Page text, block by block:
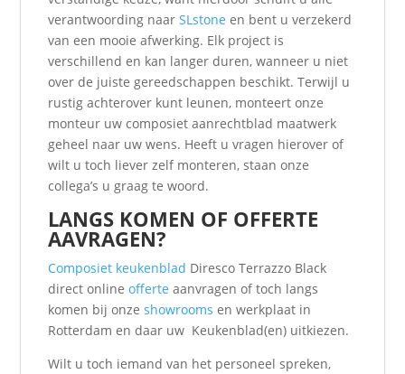
verantwoording naarSLstone en bent u verzekerd
van een mooie afwerking. Elk project is
verschillend en kan langer duren, wanneer u niet
over de juiste gereedschappen beschikt. Terwijl u
rustig achterover kunt leunen, monteert onze
monteur uw composiet aanrechtblad maatwerk
geheel naar uw wens. Heeft u vragen hierover of
wilt u toch liever zelf monteren, staan onze
collega’s u graag te woord.
LANGS KOMEN OF OFFERTE
AAVRAGEN?
Composiet keukenblad Diresco Terrazzo Black
direct onlineofferte aanvragen of toch langs
komen bij onzeshowrooms en werkplaat in
Rotterdam en daar uw Keukenblad(en) uitkiezen.
Wilt u toch iemand van het personeel spreken,